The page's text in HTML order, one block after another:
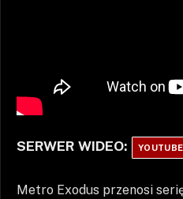
SERWER WIDEO: YOUTUBE
Metro Exodus przenosi